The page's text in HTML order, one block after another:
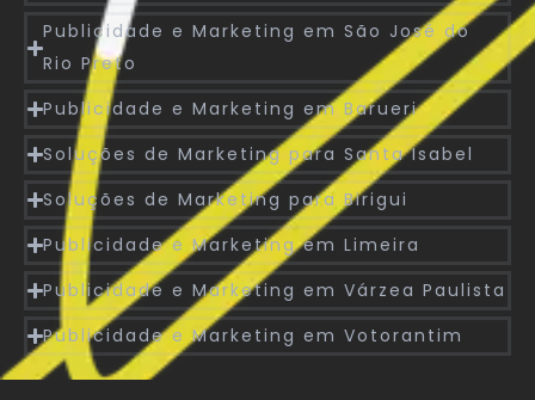
Publicidade e Marketing em São José do
Rio Preto
Publicidade e Marketing em Barueri
Soluções de Marketing para Santa Isabel
Soluções de Marketing para Birigui
Publicidade e Marketing em Limeira
Publicidade e Marketing em Várzea Paulista
Publicidade e Marketing em Votorantim